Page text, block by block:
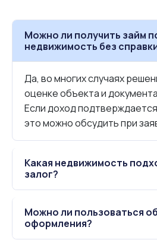
Можно ли получить займ
недвижимость без
Да, во многих случаях
оценке объекта и
Если доход
это можно обсудить при
Какая недвижимость
залог?
Можно ли пользоваться
оформления?